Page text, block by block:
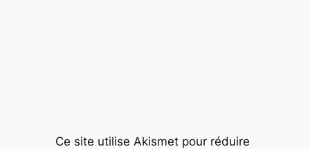
Ce site utilise Akismet pour réduire